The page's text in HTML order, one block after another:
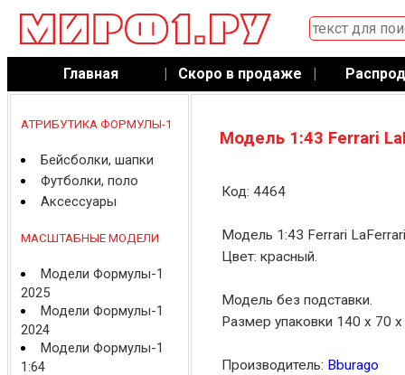
Главная | Скоро в продаже |
АТРИБУТИКА ФОРМУЛЫ-1
Бейсболки, шапки
Футболки, поло
Аксессуары
МАСШТАБНЫЕ МОДЕЛИ
Модели Формулы-1
2025
Модели Формулы-1
2024
Модели Формулы-1
1:64
Модель 1:43 Ferrari
Код: 4464
Модель 1:43 Ferrari
Цвет: красный.
Модель без подставки.
Размер упаковки 140 x 70
Производитель: Bburago